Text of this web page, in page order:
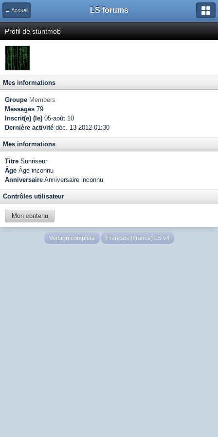
← Accueil LS forums
Profil de stuntmob
Mes informations
Groupe Members
Messages 79
Inscrit(e) (le) 05-août 10
Dernière activité déc. 13 2012 01:30
Mes informations
Titre Sunriseur
Âge Âge inconnu
Anniversaire Anniversaire inconnu
Contrôles utilisateur
Mon contenu
Version complète Français (France) LS v4